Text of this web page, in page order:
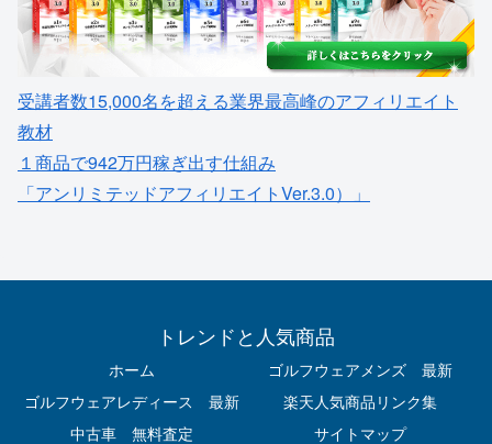
受講者数15,000名を超える業界最高峰のアフィリエイト
教材
１商品で942万円稼ぎ出す仕組み
「アンリミテッドアフィリエイトVer.3.0）」
トレンドと人気商品
ホーム
ゴルフウェアメンズ 最新
ゴルフウェアレディース 最新
楽天人気商品リンク集
中古車 無料査定
サイトマップ